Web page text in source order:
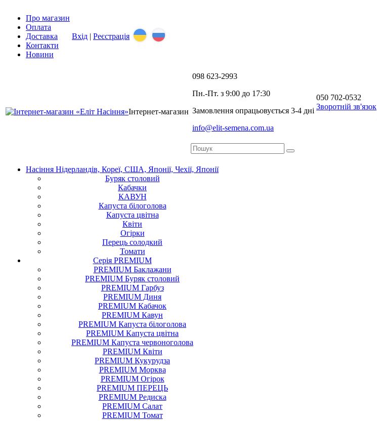
Про магазин
Оплата
Доставка
Контакти
Новини
Вхід | Реєстрація
Інтернет-магазин
098 623-2993
Пн.-Пт. з 9:00 до 17:30
Замовлення опрацьовується 3-4 дні
info@elit-semena.com.ua
050 702-0532
Зворотній зв'язок
Насіння Нідерландів, Кореї, США, Японії, Чехії, Японії
Буряк столовий
Кабачки
КАВУН
Капуста білоголова
Капуста цвітна
Квіти
Огірки
Перець солодкий
Томати
Серія PREMIUM
PREMIUM Баклажани
PREMIUM Буряк столовий
PREMIUM Гарбуз
PREMIUM Диня
PREMIUM Кабачок
PREMIUM Кавун
PREMIUM Капуста білоголова
PREMIUM Капуста цвітна
PREMIUM Капуста червоноголова
PREMIUM Квіти
PREMIUM Кукурудза
PREMIUM Морква
PREMIUM Огірок
PREMIUM ПЕРЕЦЬ
PREMIUM Редиска
PREMIUM Салат
PREMIUM Томат